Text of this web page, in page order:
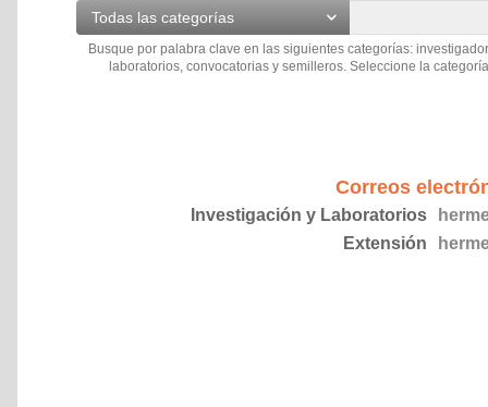
Todas las categorías
Busque por palabra clave en las siguientes categorías:
laboratorios, convocatorias y semilleros. Seleccione la
Correos
Investigación y Laboratorios
Extensión